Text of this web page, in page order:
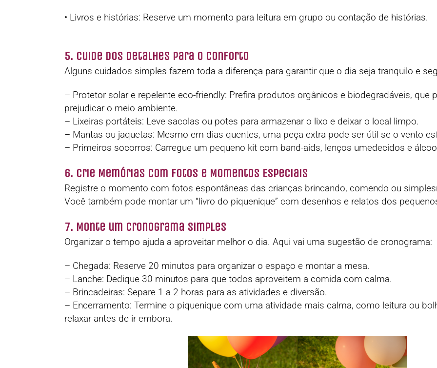
• Livros e histórias: Reserve um momento para leitura em grupo ou contação de histórias.
5. Cuide dos Detalhes para o Conforto
Alguns cuidados simples fazem toda a diferença para garantir que o dia seja tranquilo e
– Protetor solar e repelente eco-friendly: Prefira produtos orgânicos e biodegradáveis, que
prejudicar o meio ambiente.
– Lixeiras portáteis: Leve sacolas ou potes para armazenar o lixo e deixar o local limpo.
– Mantas ou jaquetas: Mesmo em dias quentes, uma peça extra pode ser útil se o vento
– Primeiros socorros: Carregue um pequeno kit com band-aids, lenços umedecidos e
6. Crie Memórias com Fotos e Momentos Especiais
Registre o momento com fotos espontâneas das crianças brincando, comendo ou
Você também pode montar um “livro do piquenique” com desenhos e relatos dos
7. Monte um Cronograma Simples
Organizar o tempo ajuda a aproveitar melhor o dia. Aqui vai uma sugestão de cronograma:
– Chegada: Reserve 20 minutos para organizar o espaço e montar a mesa.
– Lanche: Dedique 30 minutos para que todos aproveitem a comida com calma.
– Brincadeiras: Separe 1 a 2 horas para as atividades e diversão.
– Encerramento: Termine o piquenique com uma atividade mais calma, como leitura ou
relaxar antes de ir embora.